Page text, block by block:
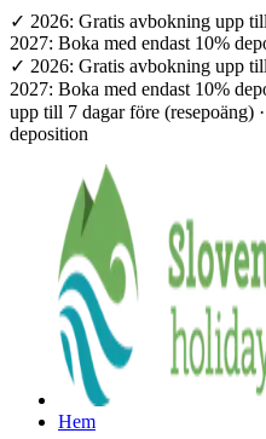
✓ 2026: Gratis avbokning upp
2027: Boka med endast 10%
✓ 2026: Gratis avbokning upp
2027: Boka med endast 10%
upp till 7 dagar före (resepoäng)
deposition
Hem